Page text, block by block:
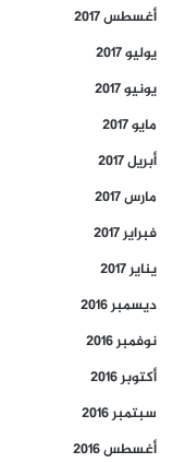
أغسطس 2017
يوليو 2017
يونيو 2017
مايو 2017
أبريل 2017
مارس 2017
فبراير 2017
يناير 2017
ديسمبر 2016
نوفمبر 2016
أكتوبر 2016
سبتمبر 2016
أغسطس 2016